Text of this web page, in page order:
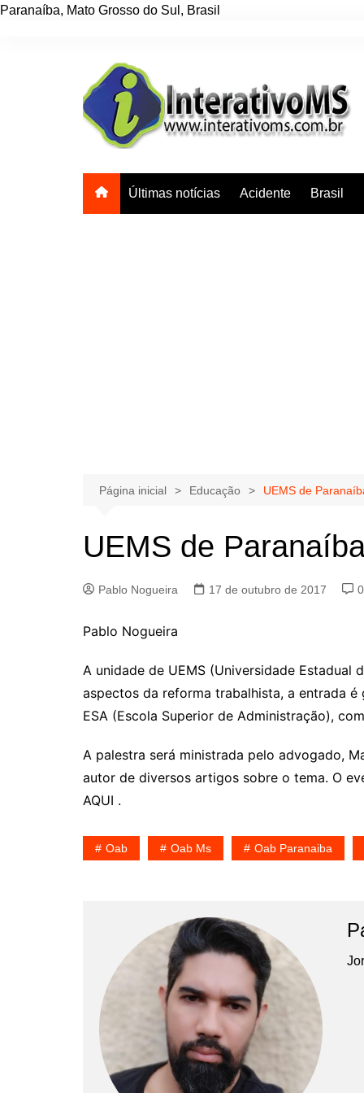
Paranaíba, Mato Grosso do Sul , Brasil
Últimas notícias Acidente Brasil
Página inicial Educação UEMS de
UEMS de
Pablo Nogueira 17 de outubro de 2017 0
Pablo Nogueira
A unidade de UEMS (Universidade Estadual
aspectos da reforma trabalhista, a entrada
ESA (Escola Superior de Administração),
A palestra será ministrada pelo advogado,
autor de diversos artigos sobre o tema. O
AQUI .
Oab Oab Ms Oab Paranaiba